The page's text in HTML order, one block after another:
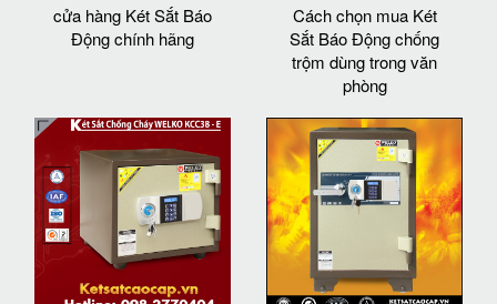
cửa hàng Két Sắt Báo
Động chính hãng
Cách chọn mua Két
Sắt Báo Động chống
trộm dùng trong văn
phòng